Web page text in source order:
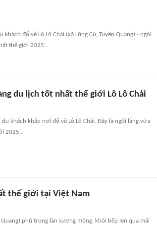
đổ về Lô Lô Chải (xã Lũng Cú, Tuyên Quang) - ngôi
thế giới 2025'.
du lịch tốt nhất thế giới Lô Lô Chải
khách khắp nơi đổ về Lô Lô Chải. Đây là ngôi làng vừa
2025'.
thế giới tại Việt Nam
phủ trong làn sương mỏng, khói bếp len qua mái